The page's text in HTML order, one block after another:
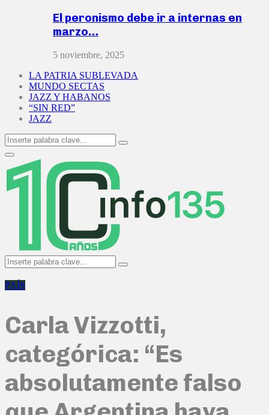
El peronismo debe ir a internas en
marzo…
5 noviembre, 2025
LA PATRIA SUBLEVADA
MUNDO SECTAS
JAZZ Y HABANOS
“SIN RED”
JAZZ
Search
for:
Search
Primary
Menu
Search
for:
Search
PAÍS
Carla Vizzotti,
categórica: “Es
absolutamente falso